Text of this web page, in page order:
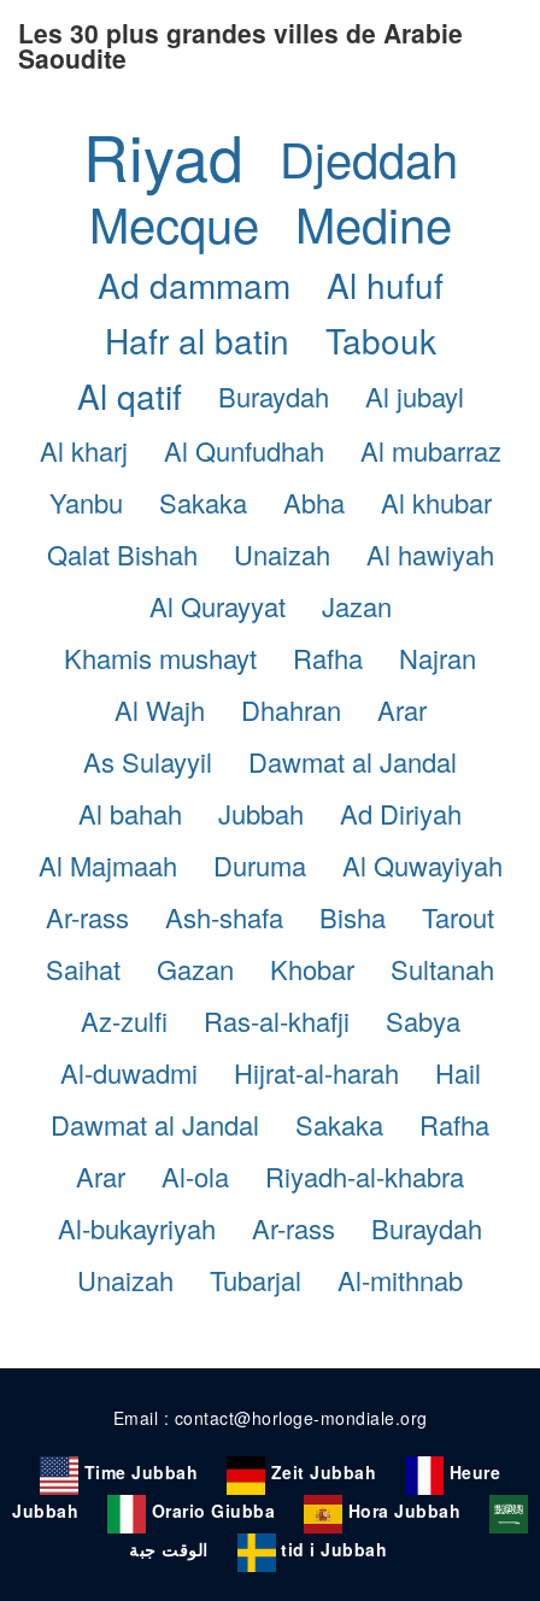
Les 30 plus grandes villes de Arabie
Saoudite
Riyad
Djeddah
Mecque Medine
Ad dammam
Al hufuf
Hafr al batin
Tabouk
Al qatif
Buraydah
Al jubayl
Al kharj
Al Qunfudhah
Al mubarraz
Yanbu
Sakaka Abha
Al khubar
Qalat Bishah
Unaizah
Al hawiyah
Al Qurayyat
Jazan
Khamis mushayt
Rafha
Najran
Al Wajh
Dhahran
Arar
As Sulayyil
Dawmat al Jandal
Al bahah
Jubbah
Ad Diriyah
Al Majmaah
Duruma
Al Quwayiyah
Ar-rass
Ash-shafa Bisha
Tarout
Saihat
Gazan Khobar
Sultanah
Az-zulfi
Ras-al-khafji
Sabya
Al-duwadmi
Hijrat-al-harah
Hail
Dawmat al Jandal
Sakaka
Rafha
Arar
Al-ola
Riyadh-al-khabra
Al-bukayriyah
Ar-rass
Buraydah
Unaizah
Tubarjal Al-mithnab
Email : contact@horloge-mondiale.org
Time Jubbah Zeit Jubbah
Heure
Jubbah
Orario Giubba
Hora Jubbah
الوقت جبة
tid i Jubbah